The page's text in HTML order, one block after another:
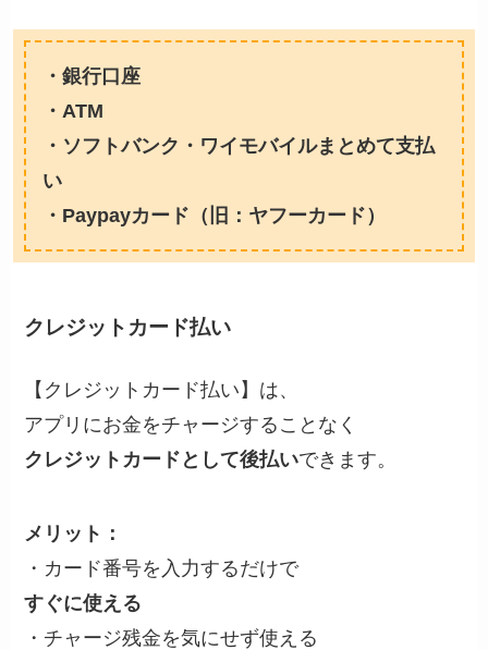
・銀行口座
・ATM
・ソフトバンク・ワイモバイルまとめて支払
い
・Paypayカード（旧：ヤフーカード）
クレジットカード払い
【クレジットカード払い】は、
アプリにお金をチャージすることなく
クレジットカードとして後払いできます。
メリット：
・カード番号を入力するだけで
すぐに使える
・チャージ残金を気にせず使える